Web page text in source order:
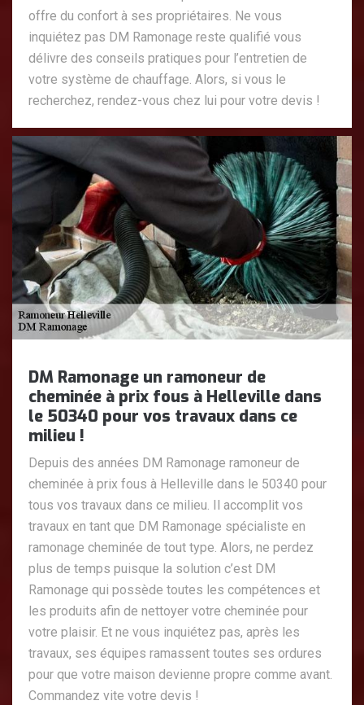
offre du confort à ses propriétaires. Ne vous
inquiétez pas DM Ramonage reste qualifié vous
délivre des conseils pratiques pour l’entretien de
votre système de chauffage. Alors, si vous le
recherchez, rendez-vous chez lui pour votre devis !
DM Ramonage un ramoneur de
cheminée à prix fous à Helleville dans
le 50340 pour vos travaux dans ce
milieu !
Depuis des années DM Ramonage ramoneur de
cheminée à prix fous à Helleville dans le 50340 pour
tous vos travaux dans ce milieu. Il accomplit vos
travaux en tant que DM Ramonage spécialiste en
ramonage cheminée de tout type. Alors, ne perdez
plus de temps puisque la solution c’est DM
Ramonage qui possède toutes les compétences et
les produits afin de nettoyer votre cheminée pour
votre plaisir. Et ne vous inquiétez pas, après les
travaux, ses équipes ramassent toutes ses ordures
pour que votre maison devienne propre comme avant.
Commandez vite votre devis !